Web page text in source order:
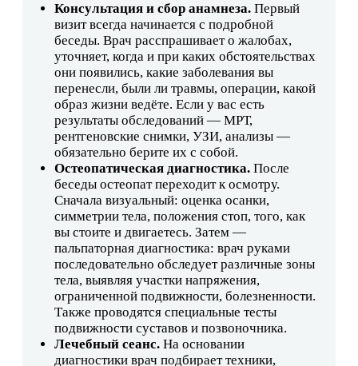
Консультация и сбор анамнеза. Первый
визит всегда начинается с подробной
беседы. Врач расспрашивает о жалобах,
уточняет, когда и при каких обстоятельствах
они появились, какие заболевания вы
перенесли, были ли травмы, операции, какой
образ жизни ведёте. Если у вас есть
результаты обследований — МРТ,
рентгеновские снимки, УЗИ, анализы —
обязательно берите их с собой.
Остеопатическая диагностика. После
беседы остеопат переходит к осмотру.
Сначала визуальный: оценка осанки,
симметрии тела, положения стоп, того, как
вы стоите и двигаетесь. Затем —
пальпаторная диагностика: врач руками
последовательно обследует различные зоны
тела, выявляя участки напряжения,
ограниченной подвижности, болезненности.
Также проводятся специальные тесты
подвижности суставов и позвоночника.
Лечебный сеанс. На основании
диагностики врач подбирает техники,